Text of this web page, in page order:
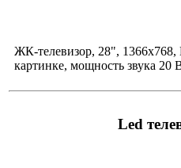
ЖК-телевизор, 28", 1366x768,
картинке, мощность звука 20
Led